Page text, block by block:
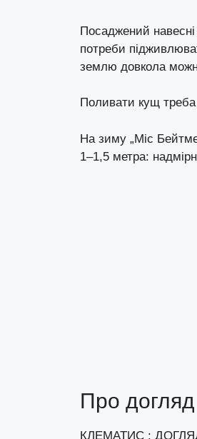
Посаджений
потреби
землю довкола
Поливати кущ
На зиму „Міс
1–1,5 метра:
Про
КЛЕМАТИС :